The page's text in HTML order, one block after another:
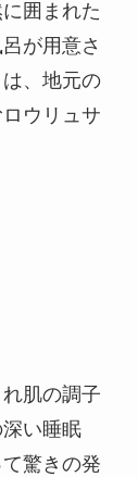
囲まれた
が用意さ
、地元の
ウリュサ
肌の調子
い睡眠
驚きの発